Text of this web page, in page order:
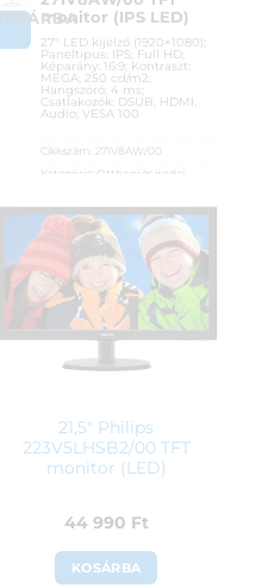
monitor (IPS LED)
27″ LED kijelző (1920×1080);
Paneltípus: IPS; Full HD;
Képarány: 16:9; Kontraszt:
MEGA; 250 cd/m2;
Hangszóró; 4 ms;
Csatlakozók: DSUB, HDMI,
Audio; VESA 100
Cikkszám:
271V8AW/00
Kategória:
Otthoni és irodai
Gyártó:Philips
Garanciaidő: 36 hónap
Azonosító:
48689
41 290Ft
21,5″ Philips
223V5LHSB2/00 TFT
monitor (LED)
44 990 Ft
KOSÁRBA